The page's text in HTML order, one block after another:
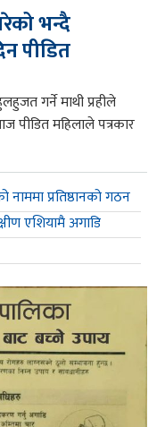
भन्दै
पीडित
गर्ने माथी प्रहीले
पीडित महिलाले पत्रकार
नाममा प्रतिष्ठानको गठन
एशियामै अगाडि